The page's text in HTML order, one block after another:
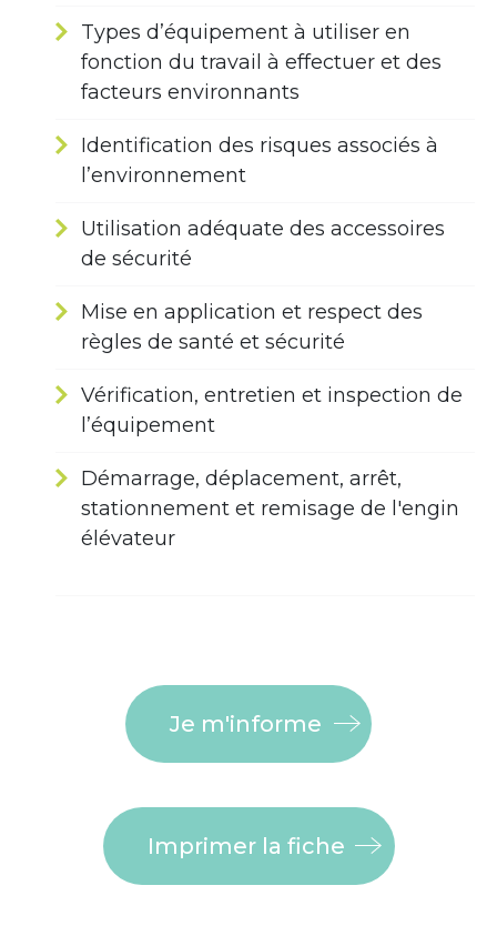
Types d’équipement à utiliser en
fonction du travail à effectuer et des
facteurs environnants
Identification des risques associés à
l’environnement
Utilisation adéquate des accessoires
de sécurité
Mise en application et respect des
règles de santé et sécurité
Vérification, entretien et inspection de
l’équipement
Démarrage, déplacement, arrêt,
stationnement et remisage de l'engin
élévateur
Je m'informe
Imprimer la fiche